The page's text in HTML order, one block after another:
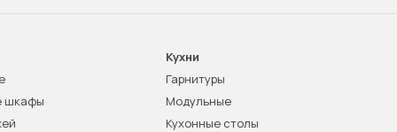
шкафы
Кухни
Гарнитуры
Модульные
Кухонные столы